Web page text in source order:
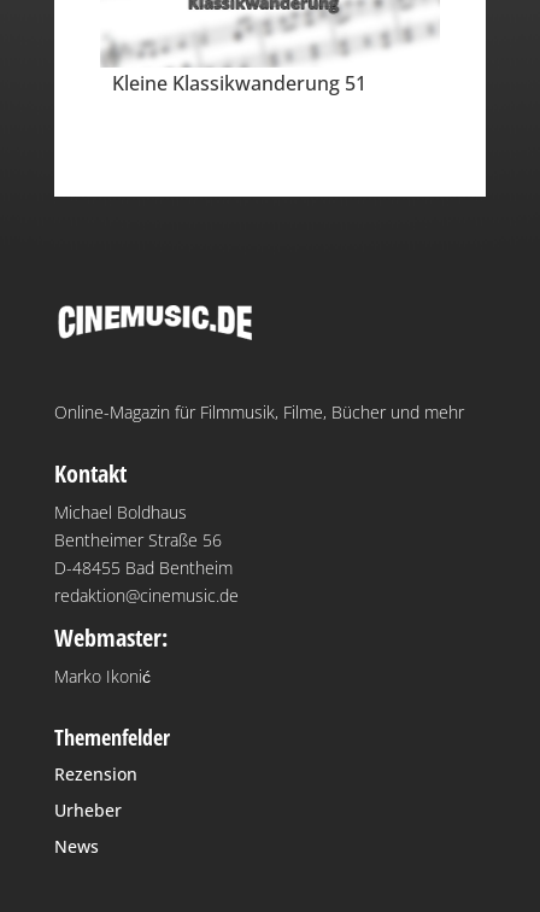
Kleine Klassikwanderung 51
Online-Magazin für Filmmusik, Filme, Bücher und mehr
Kontakt
Michael Boldhaus
Bentheimer Straße 56
D-48455 Bad Bentheim
redaktion@cinemusic.de
Webmaster:
Marko Ikonić
Themenfelder
Rezension
Urheber
News